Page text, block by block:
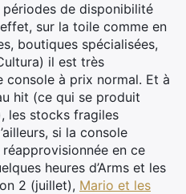
de disponibilité
sur la toile comme en
boutiques spécialisées,
il est très
à prix normal. Et à
hit (ce qui se produit
les stocks fragiles
si la console
en ce
heures d’Arms et les
2 (juillet), Mario et les